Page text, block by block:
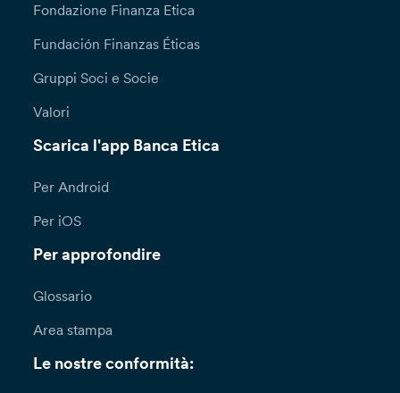
Fondazione Finanza Etica
Fundación Finanzas Éticas
Gruppi Soci e Socie
Valori
Scarica l'app Banca Etica
Per Android
Per iOS
Per approfondire
Glossario
Area stampa
Le nostre conformità: